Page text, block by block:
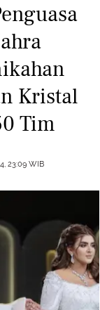
Kristal
Tim
23:09 WIB